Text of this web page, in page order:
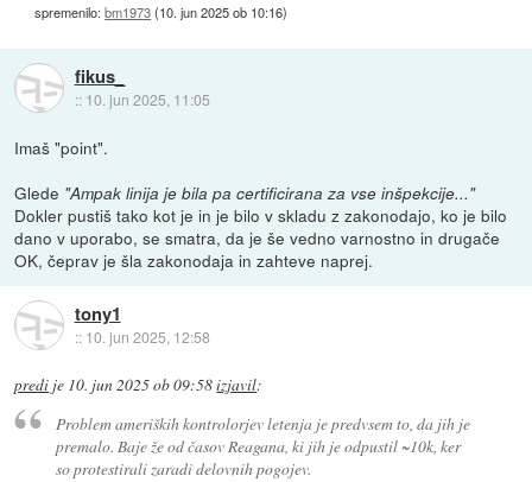
spremenilo:bm1973(10. jun 2025 ob 10:16)
fikus_
:: 10. jun 2025, 11:05
Imaš "point".
Glede "Ampak linija je bila pa certificirana za vse inšpekcije..."
Dokler pustiš tako kot je in je bilo v skladu z zakonodajo, ko je bilo
dano v uporabo, se smatra, da je še vedno varnostno in drugače
OK, čeprav je šla zakonodaja in zahteve naprej.
tony1
:: 10. jun 2025, 12:58
predi je 10. jun 2025 ob 09:58izjavil:
Problem ameriških kontrolorjev letenja je predvsem to, da jih je
premalo. Baje že od časov Reagana, ki jih je odpustil ~10k, ker
so protestirali zaradi delovnih pogojev.